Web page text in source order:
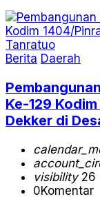
Berita Daerah
Ke-129
Dekker di
visibility26
0Komentar